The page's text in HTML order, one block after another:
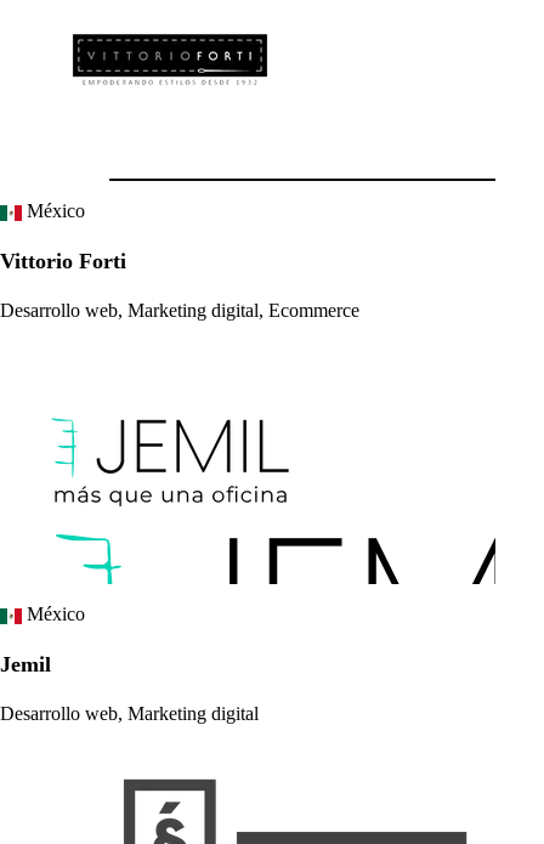
México
Vittorio Forti
Desarrollo web, Marketing digital, Ecommerce
México
Jemil
Desarrollo web, Marketing digital